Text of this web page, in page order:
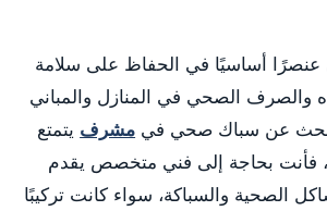
عنصرًا أساسيًا في الحفاظ على سلامة
والصرف الصحي في المنازل والمباني
تبحث عن سباك صحي في مشرف يتمتع
فأنت بحاجة إلى فني متخصص يقدم
الصحية والسباكة، سواء كانت تركيبًا